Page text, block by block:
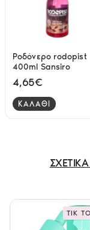
Ροδόνερο rodopist
400ml Sansiro
4,65€
ΚΑΛΑΘΙ
TIK